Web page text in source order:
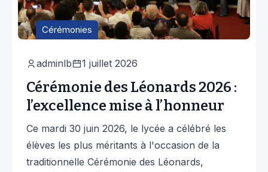
Cérémonies
adminlb 1 juillet 2026
Cérémonie des Léonards 2026 :
l’excellence mise à l’honneur
Ce mardi 30 juin 2026, le lycée a célébré les
élèves les plus méritants à l'occasion de la
traditionnelle Cérémonie des Léonards,